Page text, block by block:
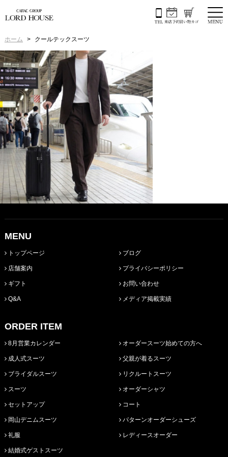
ホーム クールテックスーツ
MENU
トップページ
店舗案内
ギフト
Q&A
ブログ
プライバシーポリシー
お問い合わせ
メディア掲載実績
ORDER ITEM
8月営業カレンダー
成人式スーツ
ブライダルスーツ
スーツ
セットアップ
岡山デニムスーツ
礼服
結婚式ゲストスーツ
オーダースーツ始めての方へ
父親が着るスーツ
リクルートスーツ
オーダーシャツ
コート
パターンオーダーシューズ
レディースオーダー